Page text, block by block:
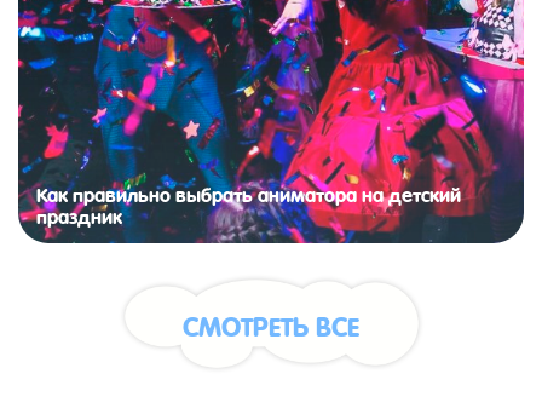
Как правильно выбрать аниматора на детский
праздник
СМОТРЕТЬ ВСЕ